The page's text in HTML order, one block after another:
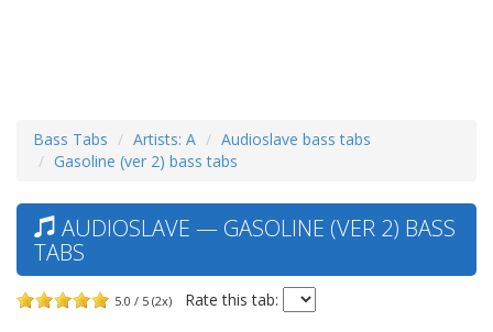
Bass Tabs Artists: A
Audioslave bass tabs
Gasoline (ver 2) bass tabs
AUDIOSLAVE — GASOLINE (VER 2) BASS
TABS
5.0 / 5 (2x) Rate this tab: